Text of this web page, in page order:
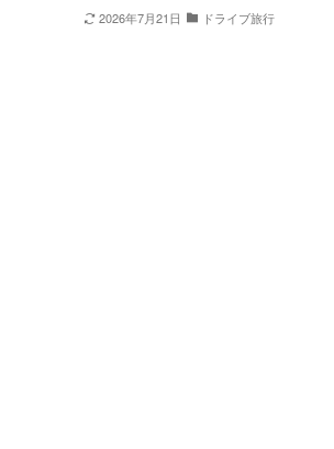
2026年7月21日 ドライブ旅行